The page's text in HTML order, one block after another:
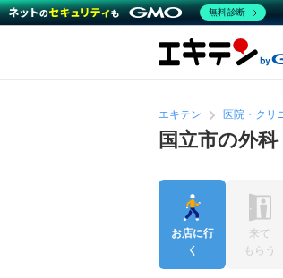
エキテン 医院・クリ
国立市の外科
お店に行
く
来て
もらう
無料診断